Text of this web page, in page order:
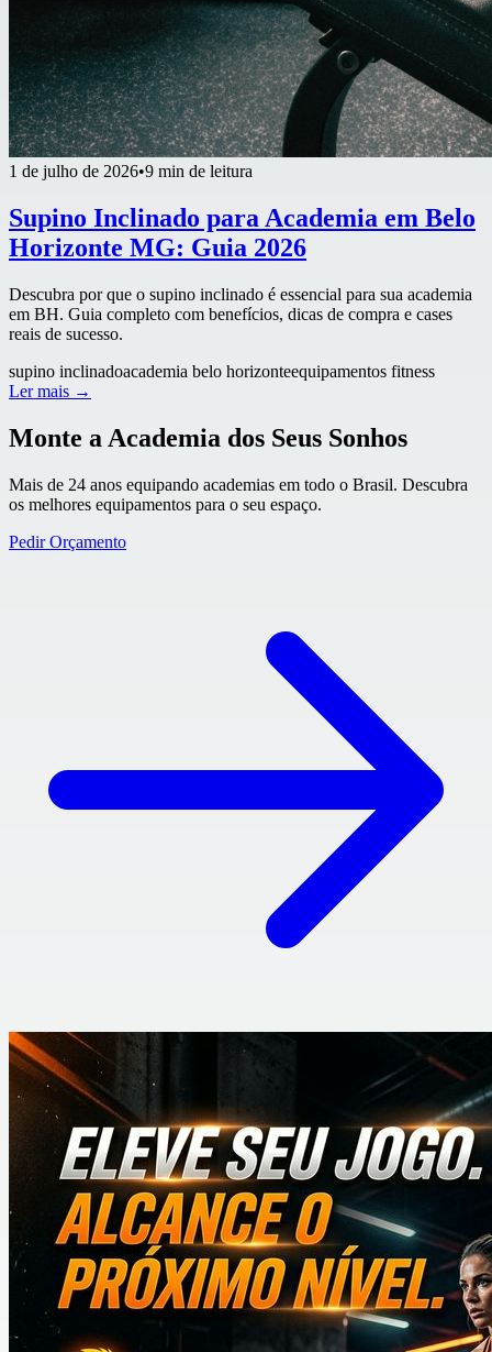
1 de julho de 2026•9 min de leitura
Supino Inclinado para Academia em Belo
Horizonte MG: Guia 2026
Descubra por que o supino inclinado é essencial para sua academia
em BH. Guia completo com benefícios, dicas de compra e cases
reais de sucesso.
supino inclinadoacademia belo horizonteequipamentos fitness
Ler mais →
Monte a Academia dos Seus Sonhos
Mais de 24 anos equipando academias em todo o Brasil. Descubra
os melhores equipamentos para o seu espaço.
Pedir Orçamento